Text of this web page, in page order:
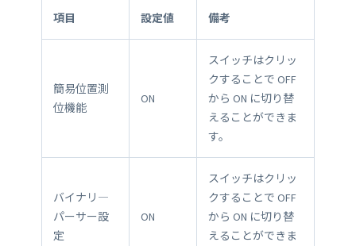
項目 設定値 備考
簡易位置測
位機能
ON
スイッチはクリッ
クすることで OFF
から ON に切り替
えることができま
す。
バイナリ―
パーサー設
定
ON
スイッチはクリッ
クすることで OFF
から ON に切り替
えることができま